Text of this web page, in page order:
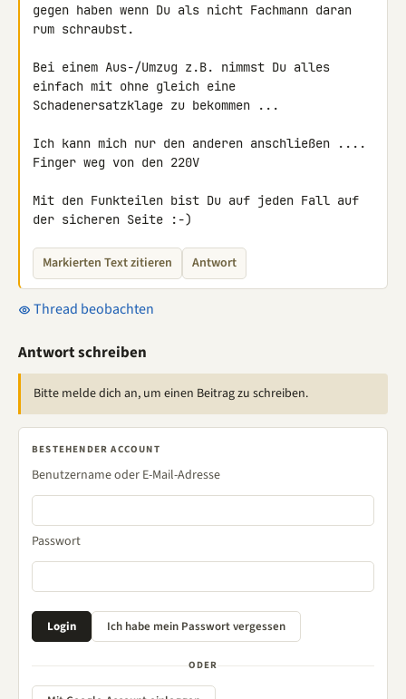
gegen haben wenn Du als nicht Fachmann daran
rum schraubst.
Bei einem Aus-/Umzug z.B. nimmst Du alles
einfach mit ohne gleich eine
Schadenersatzklage zu bekommen ...
Ich kann mich nur den anderen anschließen ....
Finger weg von den 220V
Mit den Funkteilen bist Du auf jeden Fall auf
der sicheren Seite :-)
Markierten Text zitieren Antwort
Thread beobachten
Antwort schreiben
Bitte melde dich an, um einen Beitrag zu schreiben.
BESTEHENDER ACCOUNT
Benutzername oder E-Mail-Adresse
Passwort
ODER